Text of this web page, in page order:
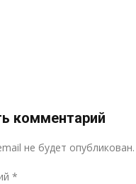
комментарий
не будет опубликован.
*